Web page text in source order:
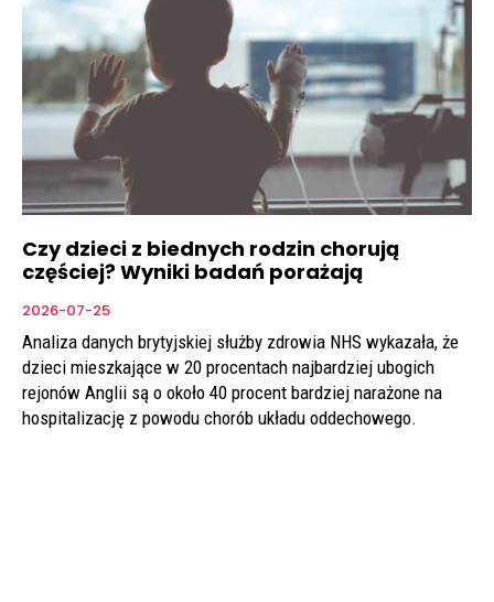
Czy dzieci z biednych rodzin chorują
częściej? Wyniki badań porażają
2026-07-25
Analiza danych brytyjskiej służby zdrowia NHS wykazała, że
dzieci mieszkające w 20 procentach najbardziej ubogich
rejonów Anglii są o około 40 procent bardziej narażone na
hospitalizację z powodu chorób układu oddechowego.